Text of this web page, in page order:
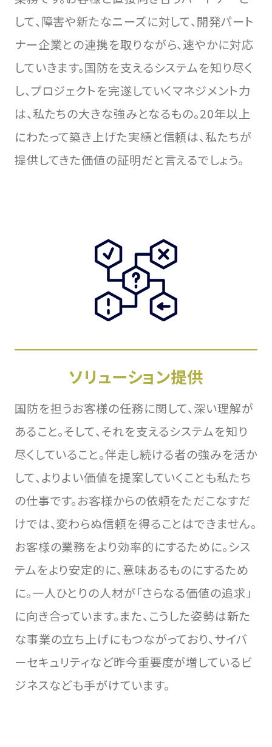
して、障害や新たなニーズに対して、開発パート
ナー企業との連携を取りながら、速やかに対応
していきます。国防を支えるシステムを知り尽く
し、プロジェクトを完遂していくマネジメント力
は、私たちの大きな強みとなるもの。20年以上
にわたって築き上げた実績と信頼は、私たちが
提供してきた価値の証明だと言えるでしょう。
ソリューション提供
国防を担うお客様の任務に関して、深い理解が
あること。そして、それを支えるシステムを知り
尽くしていること。伴走し続ける者の強みを活か
して、よりよい価値を提案していくことも私たち
の仕事です。お客様からの依頼をただこなすだ
けでは、変わらぬ信頼を得ることはできません。
お客様の業務をより効率的にするために。シス
テムをより安定的に、意味あるものにするため
に。一人ひとりの人材が「さらなる価値の追求」
に向き合っています。また、こうした姿勢は新た
な事業の立ち上げにもつながっており、サイバ
ーセキュリティなど昨今重要度が増しているビ
ジネスなども手がけています。